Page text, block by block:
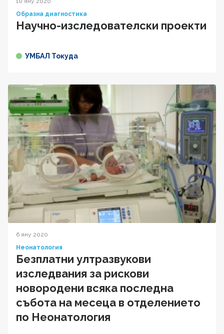
Образна диагностика
Научно-изследователски проекти
УМБАЛ Токуда
6 яну 2020
Неонатология
Безплатни ултразвукови
изследвания за рискови
новородени всяка последна
събота на месеца в отделението
по Неонатология